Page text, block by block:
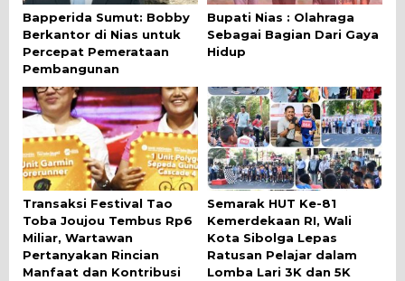
Bapperida Sumut: Bobby
Berkantor di Nias untuk
Percepat Pemerataan
Pembangunan
Bupati Nias : Olahraga
Sebagai Bagian Dari Gaya
Hidup
Transaksi Festival Tao
Toba Joujou Tembus Rp6
Miliar, Wartawan
Pertanyakan Rincian
Manfaat dan Kontribusi
Semarak HUT Ke-81
Kemerdekaan RI, Wali
Kota Sibolga Lepas
Ratusan Pelajar dalam
Lomba Lari 3K dan 5K